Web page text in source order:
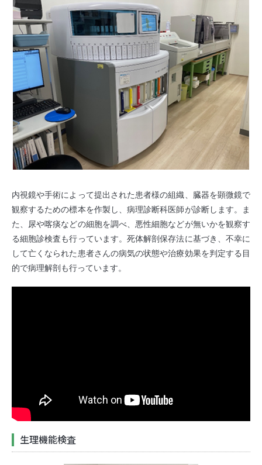
内視鏡や手術によって提出された患者様の組織、臓器を顕微鏡で
観察するための標本を作製し、病理診断科医師が診断します。ま
た、尿や喀痰などの細胞を調べ、悪性細胞などが無いかを観察す
る細胞診検査も行っています。死体解剖保存法に基づき、不幸に
して亡くなられた患者さんの病気の状態や治療効果を判定する目
的で病理解剖も行っています。
生理機能検査